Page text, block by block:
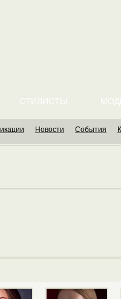
СТИЛИСТЫ
Новости События